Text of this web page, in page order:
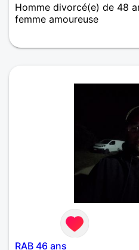
Homme divorcé(e) de 48
femme amoureuse
d'humour. Volontaire et
RAB 46 ans